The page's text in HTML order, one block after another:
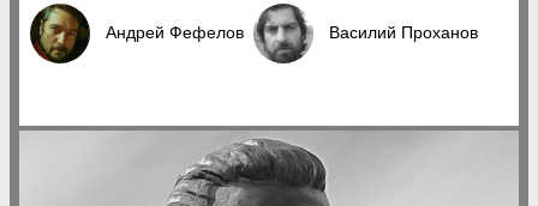
Андрей Фефелов Василий Проханов